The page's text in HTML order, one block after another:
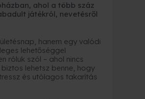
ahol a több száz
játékról, nevetésről
hanem egy valódi
lehetőséggel
róluk szól – ahol nincs
lehetsz benne, hogy
és utólagos takarítás